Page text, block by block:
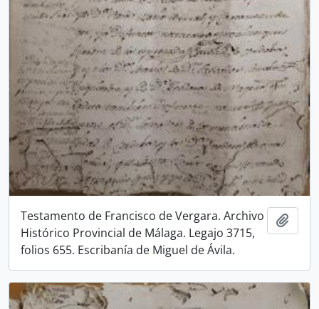
Testamento de Francisco de Vergara. Archivo
Histórico Provincial de Málaga. Legajo 3715,
folios 655. Escribanía de Miguel de Ávila.